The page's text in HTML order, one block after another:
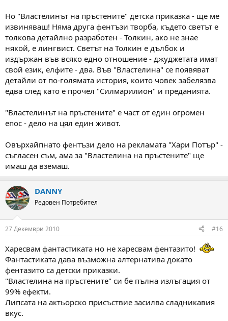
Но "Властелинът на пръстените" детска приказка - ще ме
извиняваш! Няма друга фентъзи творба, където светът е
толкова детайлно разработен - Толкин, ако не знае
някой, е лингвист. Светът на Толкин е дълбок и
издържан във всяко едно отношение - джуджетата имат
свой език, елфите - два. Във "Властелина" се появяват
детайли от по-голямата история, които човек забелязва
едва след като е прочел "Силмарилион" и преданията.
"Властелинът на пръстените" е част от един огромен
епос - дело на цял един живот.
Овърхайпнато фентъзи дело на рекламата "Хари Потър" -
съгласен съм, ама за "Властелина на пръстените" ще
имаш да вземаш.
DANNY
Редовен Потребител
27 Декември 2010 #16
Харесвам фантастиката но не харесвам фентазито!
Фантастиката дава възможна алтернатива докато
фентазито са детски приказки.
"Властелина на пръстените" си бе пълна излъгация от
99% ефекти.
Липсата на актьорско присъствие засилва сладникавия
вкус.